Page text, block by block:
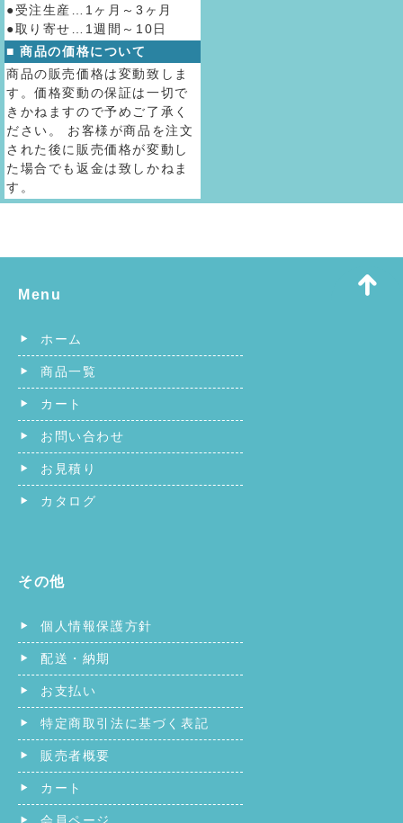
●受注生産…1ヶ月～3ヶ月
●取り寄せ…1週間～10日
■ 商品の価格について
商品の販売価格は変動致しま
す。価格変動の保証は一切で
きかねますので予めご了承く
ださい。 お客様が商品を注文
された後に販売価格が変動し
た場合でも返金は致しかねま
す。
Menu
ホーム
商品一覧
カート
お問い合わせ
お見積り
カタログ
その他
個人情報保護方針
配送・納期
お支払い
特定商取引法に基づく表記
販売者概要
カート
会員ページ